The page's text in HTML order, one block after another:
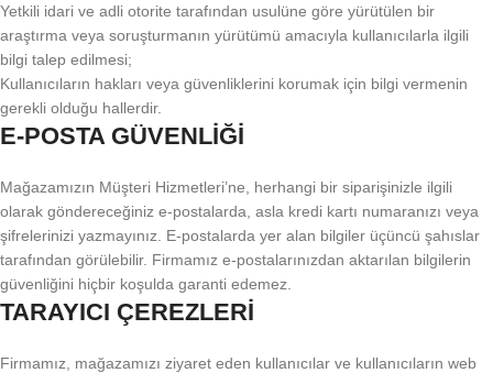
Yetkili idari ve adli otorite tarafından usulüne göre yürütülen bir
araştırma veya soruşturmanın yürütümü amacıyla kullanıcılarla ilgili
bilgi talep edilmesi;
Kullanıcıların hakları veya güvenliklerini korumak için bilgi vermenin
gerekli olduğu hallerdir.
E-POSTA GÜVENLİĞİ
Mağazamızın Müşteri Hizmetleri’ne, herhangi bir siparişinizle ilgili
olarak göndereceğiniz e-postalarda, asla kredi kartı numaranızı veya
şifrelerinizi yazmayınız. E-postalarda yer alan bilgiler üçüncü şahıslar
tarafından görülebilir. Firmamız e-postalarınızdan aktarılan bilgilerin
güvenliğini hiçbir koşulda garanti edemez.
TARAYICI ÇEREZLERİ
Firmamız, mağazamızı ziyaret eden kullanıcılar ve kullanıcıların web